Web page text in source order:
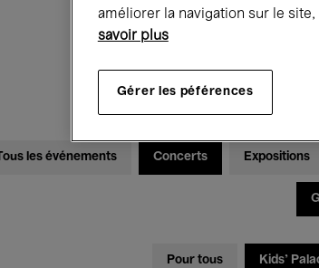
Tous les événements Concerts Expositions
Pour tous Kids’
améliorer la navigation sur le
savoir plus
Gérer les péférences